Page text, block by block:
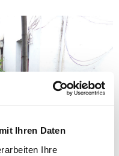
Ihren Daten
Ihre